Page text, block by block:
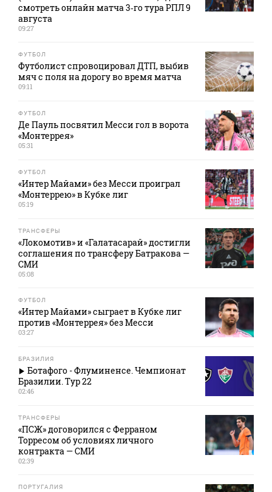
смотреть онлайн матча 3‑го тура РПЛ 9
августа
09:27
ФУТБОЛ
Футболист спровоцировал ДТП, выбив
мяч с поля на дорогу во время матча
09:11
ФУТБОЛ
Де Пауль посвятил Месси гол в ворота
«Монтеррея»
05:31
ФУТБОЛ
«Интер Майами» без Месси проиграл
«Монтеррею» в Кубке лиг
05:19
ТРАНСФЕРЫ
«Локомотив» и «Галатасарай» достигли
соглашения по трансферу Батракова —
СМИ
05:08
ФУТБОЛ
«Интер Майами» сыграет в Кубке лиг
против «Монтеррея» без Месси
03:27
БРАЗИЛИЯ
Ботафого - Флуминенсе. Чемпионат
Бразилии. Тур 22
02:46
ТРАНСФЕРЫ
«ПСЖ» договорился с Ферраном
Торресом об условиях личного
контракта — СМИ
02:39
ПОРТУГАЛИЯ